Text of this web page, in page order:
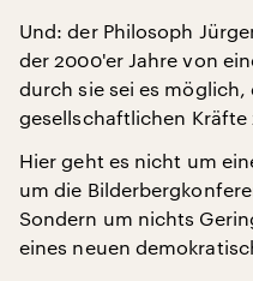
Und: der Philosoph
der 2000'er Jahre von
durch sie sei es
gesellschaftlichen Kräfte
Hier geht es nicht um
um die
Sondern um nichts
eines neuen